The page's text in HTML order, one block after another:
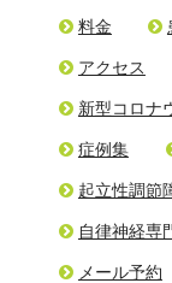
料金
アクセス
新型コロナ
症例集
起立性調節
自律神経専
メール予約